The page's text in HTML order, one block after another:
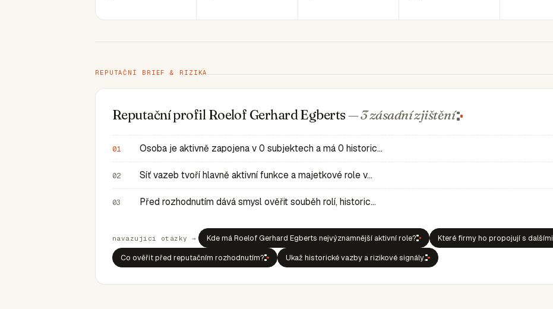
REPUTAČNÍ BRIEF & RIZIKA
Reputační profil Roelof Gerhard Egberts— 3 zásadnízjištění
01 Osoba je aktivně zapojena v 0 subjektech a má 0 historic…
02 Síť vazeb tvoří hlavně aktivní funkce a majetkové role v…
03 Před rozhodnutím dává smysl ověřit souběh rolí, historic…
navazující otázky → Kde má Roelof Gerhard Egberts nejvýznamnější aktivní role?
Které firmy ho propojují s
Co ověřit před reputačním rozhodnutím?
Ukaž historické vazby a rizikové signály.